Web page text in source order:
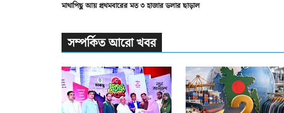
মাথাপিছু আয় প্রথমবারের মত ৩ হাজার ডলার ছাড়াল
সম্পর্কিত আরো খবর